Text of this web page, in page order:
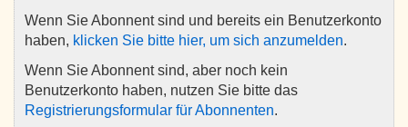
Wenn Sie Abonnent sind und bereits ein Benutzerkonto
haben, klicken Sie bitte hier, um sich anzumelden.
Wenn Sie Abonnent sind, aber noch kein
Benutzerkonto haben, nutzen Sie bitte das
Registrierungsformular für Abonnenten.